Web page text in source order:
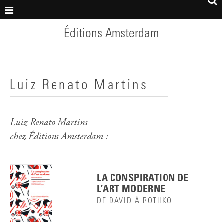
Éditions Amsterdam
Luiz Renato Martins
Luiz Renato Martins
chez Éditions Amsterdam :
LA CONSPIRATION DE
L’ART MODERNE
DE DAVID À ROTHKO